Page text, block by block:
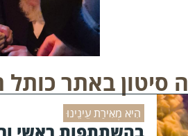
סיטון באתר
הִיא מְאִירַת עֵינֵינוּ